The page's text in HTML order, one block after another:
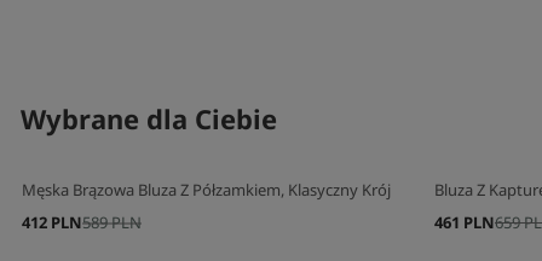
Wybrane dla Ciebie
Męska Brązowa Bluza Z Półzamkiem, Klasyczny Krój
589 PLN
412 PLN
Bluza Z
659
461 PLN